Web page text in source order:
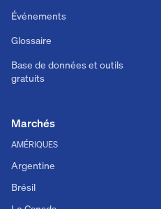
Événements
Glossaire
Base de données et outils
gratuits
Marchés
AMÉRIQUES
Argentine
Brésil